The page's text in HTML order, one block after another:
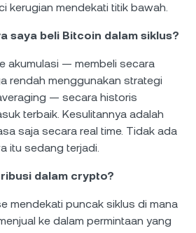
kerugian mendekati titik bawah.
saya beli Bitcoin dalam siklus?
akumulasi — membeli secara
rendah menggunakan strategi
— secara historis
terbaik. Kesulitannya adalah
saja secara real time. Tidak ada
itu sedang terjadi.
dalam crypto?
mendekati puncak siklus di mana
ke dalam permintaan yang